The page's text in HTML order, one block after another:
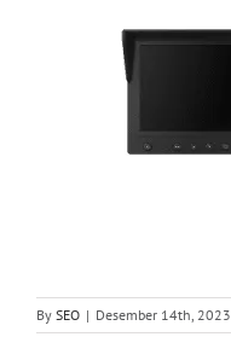
By SEO | Desember 14th, 2023